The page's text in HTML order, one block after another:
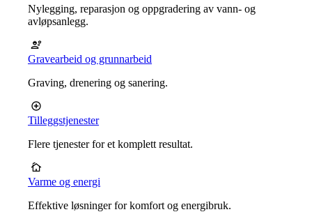
Nylegging, reparasjon og oppgradering av vann- og
avløpsanlegg.
Gravearbeid og grunnarbeid
Graving, drenering og sanering.
Tilleggstjenester
Flere tjenester for et komplett resultat.
Varme og energi
Effektive løsninger for komfort og energibruk.